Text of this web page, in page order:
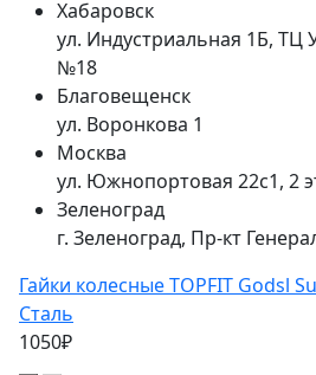
Хабаровск
ул. Индустриальная 1Б, ТЦ
№18
Благовещенск
ул. Воронкова 1
Москва
ул. Южнопортовая 22с1, 2
Зеленоград
г. Зеленоград, Пр-кт
Гайки колесные TOPFIT Godsl
Сталь
1050₽